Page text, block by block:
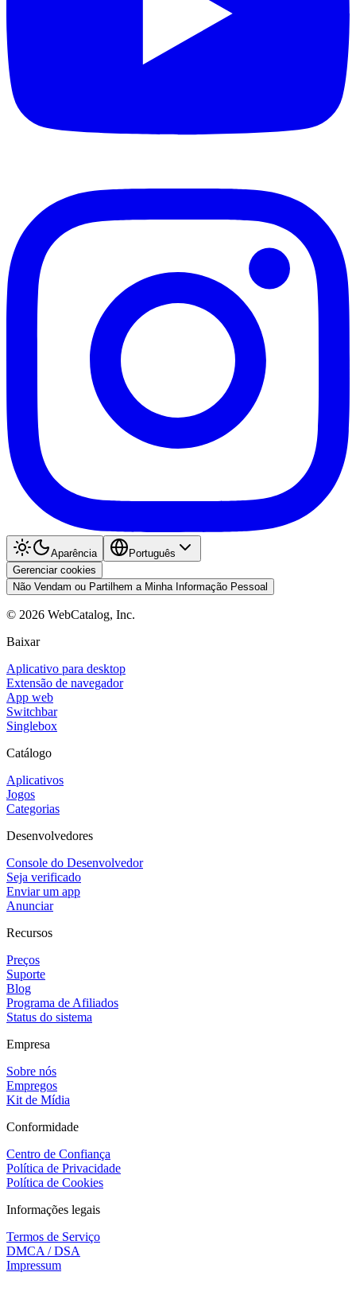
Aparência
Português
Gerenciar cookies
Não Vendam ou Partilhem a Minha Informação Pessoal
© 2026 WebCatalog, Inc.
Baixar
Aplicativo para desktop
Extensão de navegador
App web
Switchbar
Singlebox
Catálogo
Aplicativos
Jogos
Categorias
Desenvolvedores
Console do Desenvolvedor
Seja verificado
Enviar um app
Anunciar
Recursos
Preços
Suporte
Blog
Programa de Afiliados
Status do sistema
Empresa
Sobre nós
Empregos
Kit de Mídia
Conformidade
Centro de Confiança
Política de Privacidade
Política de Cookies
Informações legais
Termos de Serviço
DMCA / DSA
Impressum